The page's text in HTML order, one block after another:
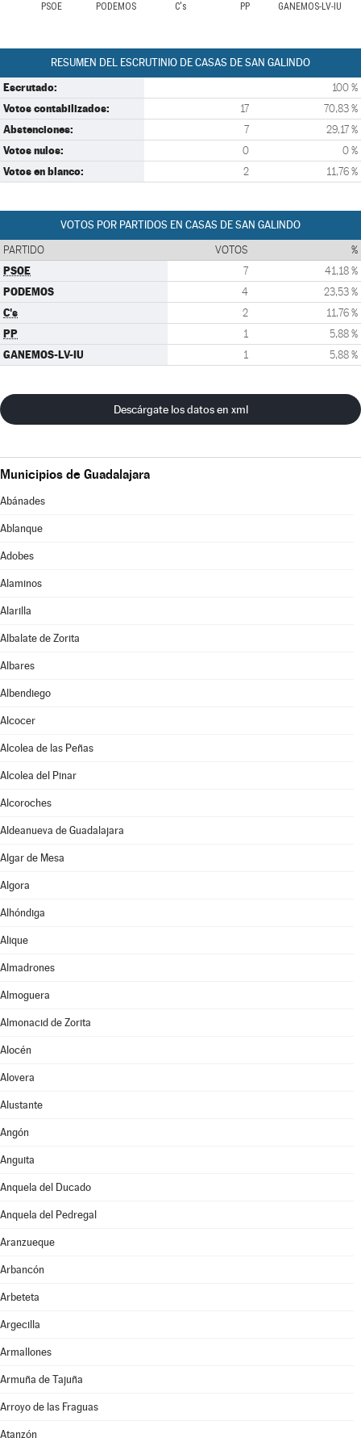
PSOE PODEMOS C's PP GANEMOS-LV-IU
RESUMEN DEL ESCRUTINIO DE CASAS DE SAN GALINDO
Escrutado: 100 %
Votos contabilizados: 17 70,83 %
Abstenciones: 7 29,17 %
Votos nulos: 0 0 %
Votos en blanco: 2 11,76 %
VOTOS POR PARTIDOS EN CASAS DE SAN GALINDO
PARTIDO VOTOS %
PSOE 7 41,18 %
PODEMOS 4 23,53 %
C's 2 11,76 %
PP 1 5,88 %
GANEMOS-LV-IU 1 5,88 %
Descárgate los datos en xml
Municipios de Guadalajara
Abánades
Ablanque
Adobes
Alaminos
Alarilla
Albalate de Zorita
Albares
Albendiego
Alcocer
Alcolea de las Peñas
Alcolea del Pinar
Alcoroches
Aldeanueva de Guadalajara
Algar de Mesa
Algora
Alhóndiga
Alique
Almadrones
Almoguera
Almonacid de Zorita
Alocén
Alovera
Alustante
Angón
Anguita
Anquela del Ducado
Anquela del Pedregal
Aranzueque
Arbancón
Arbeteta
Argecilla
Armallones
Armuña de Tajuña
Arroyo de las Fraguas
Atanzón